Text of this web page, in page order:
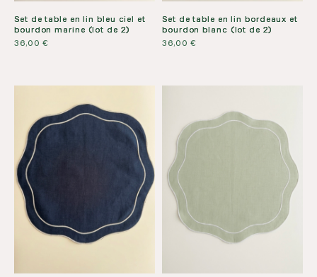
Set de table en lin bleu ciel et
bourdon marine (lot de 2)
36,00€
Set de table en lin bordeaux et
bourdon blanc (lot de 2)
36,00€